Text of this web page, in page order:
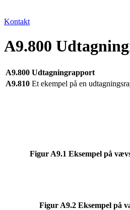
Kontakt
A9.800
A9.800 Udtagningrapport
A9.810 Et ekempel på en
Figur A9.1 Eksempel på
Figur A9.2 Eksempel på